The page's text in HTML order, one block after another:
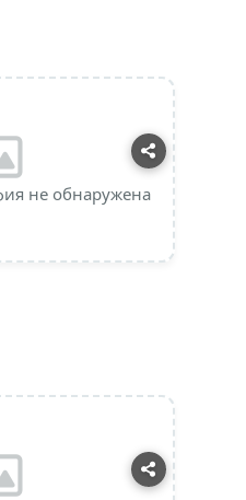
не обнаружена